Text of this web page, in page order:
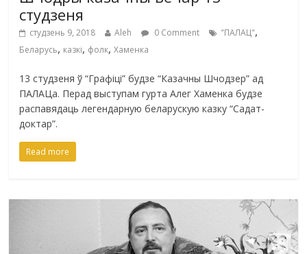
студзеня
студзень 9, 2018 Aleh 0 Comment "ПАЛАЦ",
Беларусь, казкі, фолк,Хаменка
13 студзеня ў “Графіці” будзе “Казачны Шчодзер” ад
ПАЛАЦа. Перад выступам гурта Алег Хаменка будзе
распавядаць легендарную беларускую казку “Садат-
доктар”.
Read more